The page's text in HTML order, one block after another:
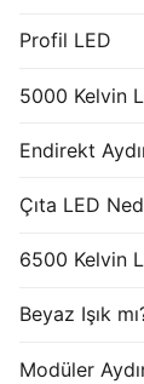
Profil LED
5000 Kelvin
Endirekt
Çıta LED
6500 Kelvin
Beyaz Işık
Modüler